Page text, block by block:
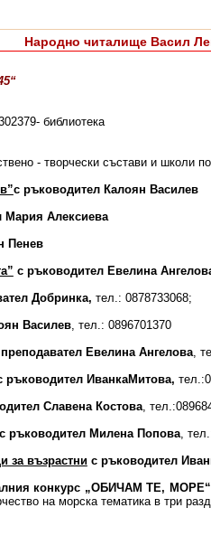
Народно читалище Васил
библиотека
- творчески състави и школи по
с ръководител Калоян Василев
Мария Алексиева
Пенев
с ръководител Евелина
Добринка, тел.: 0878733068;
Василев, тел.: 0896701370
Евелина Ангелова,
ръководител ИванкаМитова,
Славена Костова,
с ръководител Милена Попова,
за възрастнис ръководител
конкурс „ОБИЧАМ ТЕ,
на морска тематика в три